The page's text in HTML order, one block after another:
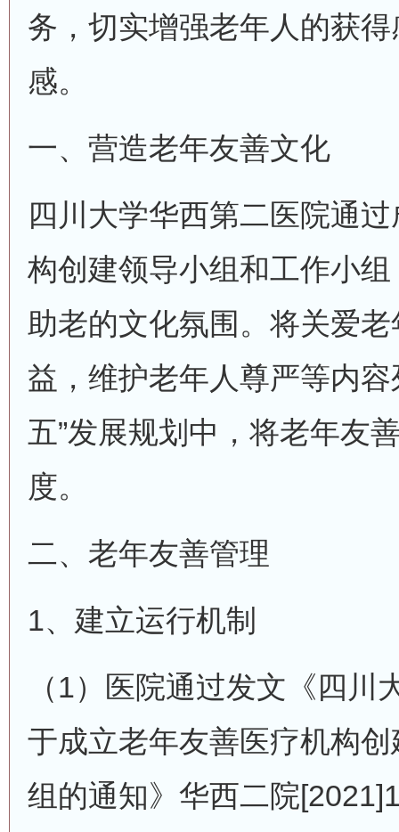
务，切实增强老年人的获
感。
一、营造老年友善文化
四川大学华西第二医院通
构创建领导小组和工作小
助老的文化氛围。将关爱
益，维护老年人尊严等内容
五”发展规划中，将老年友
度。
二、老年友善管理
1、建立运行机制
（1）医院通过发文《四川
于成立老年友善医疗机构
组的通知》华西二院